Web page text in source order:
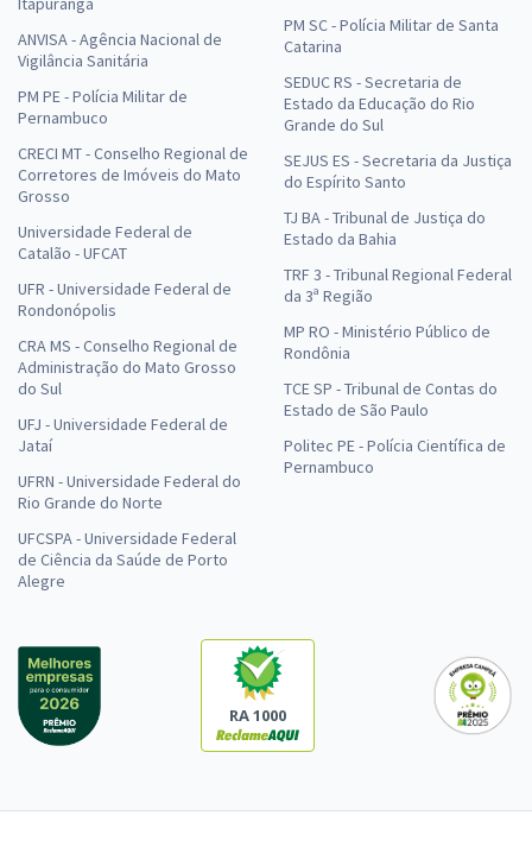
ANVISA - Agência Nacional de
Vigilância Sanitária
PM PE - Polícia Militar de
Pernambuco
CRECI MT - Conselho Regional de
Corretores de Imóveis do Mato
Grosso
Universidade Federal de
Catalão - UFCAT
UFR - Universidade Federal de
Rondonópolis
CRA MS - Conselho Regional de
Administração do Mato Grosso
do Sul
UFJ - Universidade Federal de
Jataí
UFRN - Universidade Federal do
Rio Grande do Norte
UFCSPA - Universidade Federal
de Ciência da Saúde de Porto
Alegre
PM SC - Polícia Militar de Santa
Catarina
SEDUC RS - Secretaria de
Estado da Educação do Rio
Grande do Sul
SEJUS ES - Secretaria da Justiça
do Espírito Santo
TJ BA - Tribunal de Justiça do
Estado da Bahia
TRF 3 - Tribunal Regional Federal
da 3ª Região
MP RO - Ministério Público de
Rondônia
TCE SP - Tribunal de Contas do
Estado de São Paulo
Politec PE - Polícia Científica de
Pernambuco
RA 1000